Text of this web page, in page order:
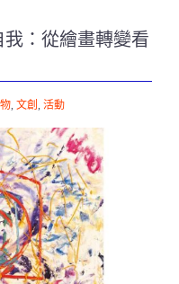
：從繪畫轉變看
, 文創 , 活動